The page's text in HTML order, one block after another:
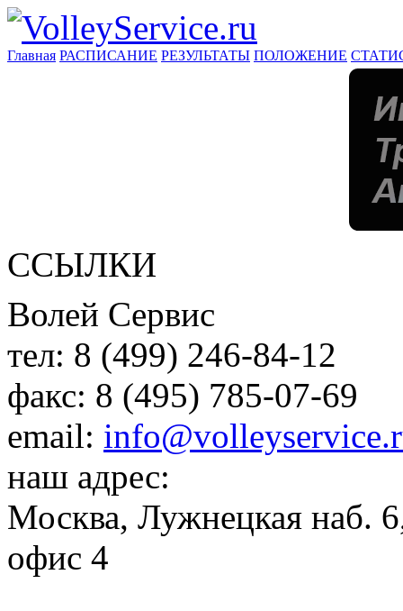
Главная РАСПИСАНИЕ РЕЗУЛЬТАТЫ ПОЛОЖЕНИЕ
ССЫЛКИ
Волей Сервис
тел: 8 (499) 246-84-12
факс: 8 (495) 785-07-69
email:
наш адрес:
Москва, Лужнецкая наб.
офис 4